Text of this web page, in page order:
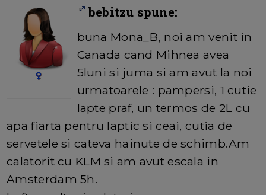
bebitzu spune:
buna Mona_B, noi am venit in
Canada cand Mihnea avea
5luni si juma si am avut la noi
urmatoarele : pampersi, 1 cutie
lapte praf, un termos de 2L cu
apa fiarta pentru laptic si ceai, cutia de
servetele si cateva hainute de schimb.Am
calatorit cu KLM si am avut escala in
Amsterdam 5h.